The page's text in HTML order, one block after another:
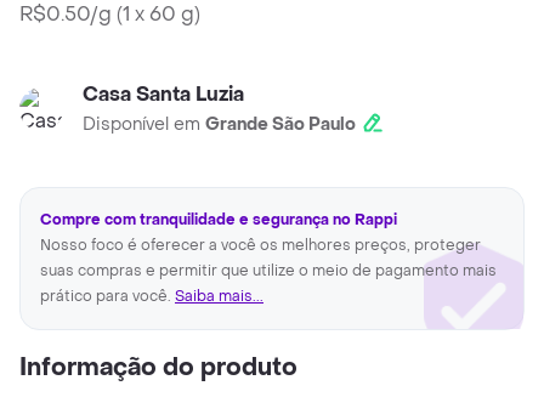
R$0.50/g (1 x 60 g)
Casa Santa Luzia
Disponível em Grande São Paulo
Compre com tranquilidade e segurança no Rappi
Nosso foco é oferecer a você os melhores preços, proteger
suas compras e permitir que utilize o meio de pagamento mais
prático para você. Saiba mais...
Informação do produto